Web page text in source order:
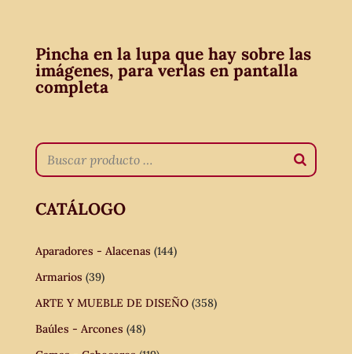
Pincha en la lupa que hay sobre las
imágenes, para verlas en pantalla
completa
CATÁLOGO
Aparadores - Alacenas (144)
Armarios (39)
ARTE Y MUEBLE DE DISEÑO (358)
Baúles - Arcones (48)